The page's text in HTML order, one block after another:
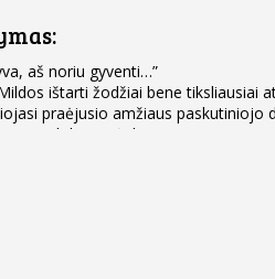
aš noriu gyventi…”
ištarti žodžiai bene tiksliausiai
praėjusio amžiaus
prieglobstyje įsikūrusioje
– ne kokie nors senukai, o
vidury. Kaip ir dera paaugliui,
suprasti, kodėl atsidūrė tokioje
su naujoku bendros kalbos